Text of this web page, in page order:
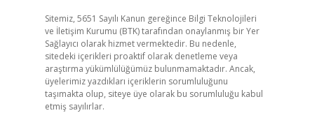
Sitemiz, 5651 Sayılı Kanun gereğince Bilgi Teknolojileri
ve İletişim Kurumu (BTK) tarafından onaylanmış bir Yer
Sağlayıcı olarak hizmet vermektedir. Bu nedenle,
sitedeki içerikleri proaktif olarak denetleme veya
araştırma yükümlülüğümüz bulunmamaktadır. Ancak,
üyelerimiz yazdıkları içeriklerin sorumluluğunu
taşımakta olup, siteye üye olarak bu sorumluluğu kabul
etmiş sayılırlar.